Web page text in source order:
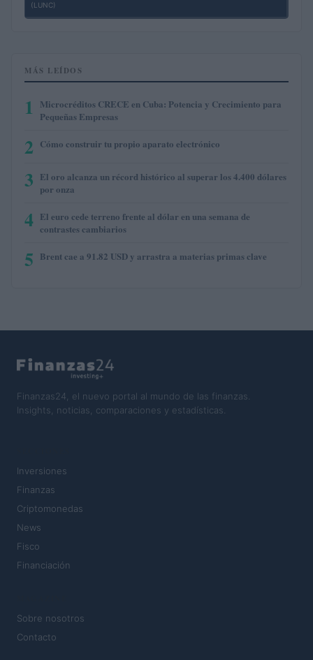
(LUNC)
MÁS LEÍDOS
1
Microcréditos CRECE en Cuba: Potencia y Crecimiento para
Pequeñas Empresas
2 Cómo construir tu propio aparato electrónico
3 El oro alcanza un récord histórico al superar los 4.400 dólares
por onza
4 El euro cede terreno frente al dólar en una semana de
contrastes cambiarios
5 Brent cae a 91.82 USD y arrastra a materias primas clave
Finanzas24, el nuevo portal al mundo de las finanzas.
Insights, noticias, comparaciones y estadísticas.
Inversiones
Finanzas
Criptomonedas
News
Fisco
Financiación
Sobre nosotros
Contacto